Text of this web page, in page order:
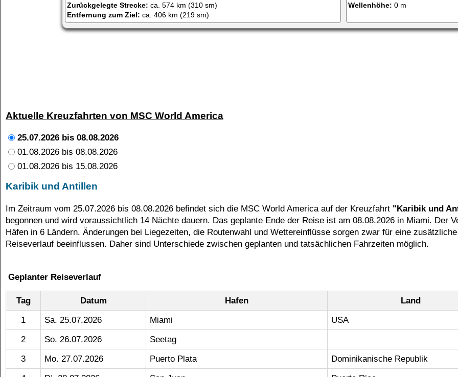
MSC Seascape
Zurückgelegte Strecke: ca. 574 km (310 sm)
Entfernung zum Ziel: ca. 406 km (219 sm)
Wellenhöhe: 0 m
Aktuelle Kreuzfahrten von MSC World America
25.07.2026 bis 08.08.2026
01.08.2026 bis 08.08.2026
01.08.2026 bis 15.08.2026
Karibik und Antillen
Im Zeitraum vom 25.07.2026 bis 08.08.2026 befindet sich die MSC World America auf der Kreuzfahrt "Karibik und
begonnen und wird voraussichtlich 14 Nächte dauern. Das geplante Ende der Reise ist am 08.08.2026 in Miami. Der
Häfen in 6 Ländern. Änderungen bei Liegezeiten, die Routenwahl und Wettereinflüsse sorgen zwar für eine
Reiseverlauf beeinflussen. Daher sind Unterschiede zwischen geplanten und tatsächlichen Fahrzeiten möglich.
Geplanter Reiseverlauf
Tag Datum Hafen
Land
1
Sa. 25.07.2026 Miami
USA
2
So. 26.07.2026
Seetag
3
Mo. 27.07.2026 Puerto Plata
Dominikanische Republik